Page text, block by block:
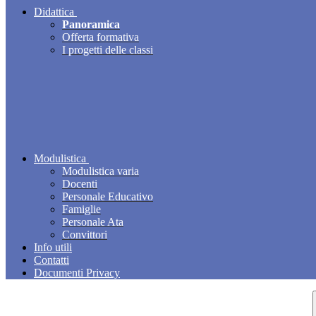
Didattica
Panoramica
Offerta formativa
I progetti delle classi
Modulistica
Modulistica varia
Docenti
Personale Educativo
Famiglie
Personale Ata
Convittori
Info utili
Contatti
Documenti Privacy